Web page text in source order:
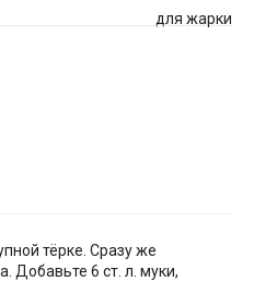
для жарки
тёрке. Сразу же
Добавьте 6 ст. л. муки,